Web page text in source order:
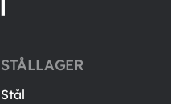
STÅLLAGER
Stål